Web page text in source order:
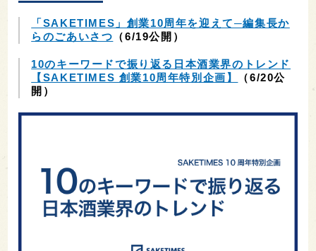
「SAKETIMES」創業10周年を迎えて─編集長か
らのごあいさつ （6/19公開）
10のキーワードで振り返る日本酒業界のトレンド
【SAKETIMES 創業10周年特別企画】
（6/20公
開）